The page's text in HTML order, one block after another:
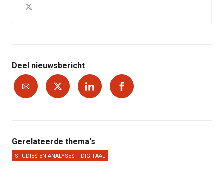
Deel nieuwsbericht
Gerelateerde thema's
STUDIES EN ANALYSES DIGITAAL